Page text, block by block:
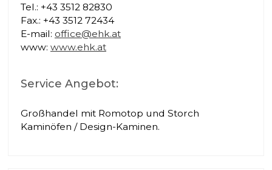
Tel.: +43 3512 82830
Fax.: +43 3512 72434
E-mail: office@ehk.at
www: www.ehk.at
Service Angebot:
Großhandel mit Romotop und Storch
Kaminöfen / Design-Kaminen.